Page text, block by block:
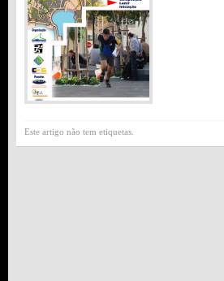
Este artigo não tem etiquetas.